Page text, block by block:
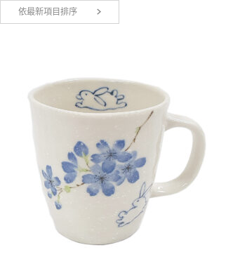
依最新項目排序